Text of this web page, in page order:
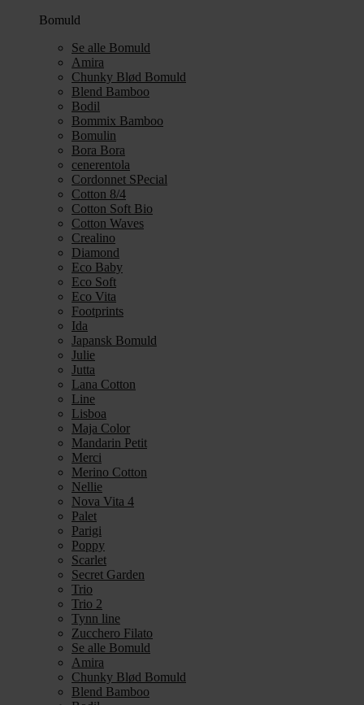
Bomuld
Se alle Bomuld
Amira
Chunky Blød Bomuld
Blend Bamboo
Bodil
Bommix Bamboo
Bomulin
Bora Bora
cenerentola
Cordonnet SPecial
Cotton 8/4
Cotton Soft Bio
Cotton Waves
Crealino
Diamond
Eco Baby
Eco Soft
Eco Vita
Footprints
Ida
Japansk Bomuld
Julie
Jutta
Lana Cotton
Line
Lisboa
Maja Color
Mandarin Petit
Merci
Merino Cotton
Nellie
Nova Vita 4
Palet
Parigi
Poppy
Scarlet
Secret Garden
Trio
Trio 2
Tynn line
Zucchero Filato
Se alle Bomuld
Amira
Chunky Blød Bomuld
Blend Bamboo